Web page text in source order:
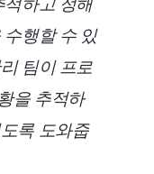
적하고 정해
행할 수 있
팀이 프로
을 추적하
록 도와줍